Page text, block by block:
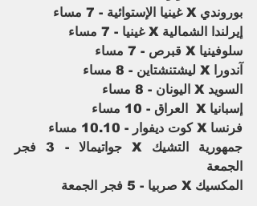
بوروندي X غينيا الإستوائية - 7 مساء
إيرلندا الشمالية X غينيا - 7 مساء
سلوفينيا X قبرص - 7 مساء
آندورا X ليشتنشتاين - 8 مساء
السويد X اليونان - 8 مساء
إسبانيا X  العراق - 10 مساء
فرنسا X كوت ديفوار - 10.10 مساء
الجمعة
المكسيك X صربيا - 5 فجر الجمعة